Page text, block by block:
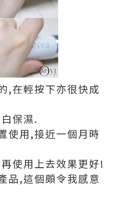
,在輕按下亦很快成
保濕.
使用,接近一個月時
使用上去效果更好!
品,這個頗令我感意